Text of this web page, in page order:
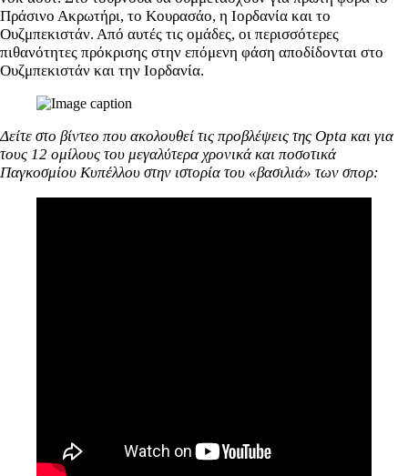
Πράσινο Ακρωτήρι, το Κουρασάο, η Ιορδανία και το
Ουζμπεκιστάν. Από αυτές τις ομάδες, οι περισσότερες
πιθανότητες πρόκρισης στην επόμενη φάση αποδίδονται στο
Ουζμπεκιστάν και την Ιορδανία.
Δείτε στο βίντεο που ακολουθεί τις προβλέψεις της Opta και για
τους 12 ομίλους του μεγαλύτερα χρονικά και ποσοτικά
Παγκοσμίου Κυπέλλου στην ιστορία του «βασιλιά» των σπορ: